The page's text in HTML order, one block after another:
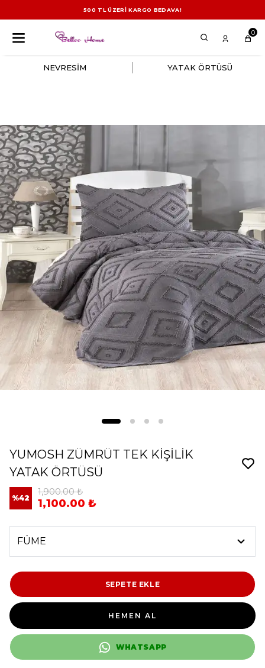
500 TL ÜZERİ KARGO BEDAVA!
0
NEVRESİM YATAK ÖRTÜSÜ
YUMOSH ZÜMRÜT TEK KİŞİLİK
YATAK ÖRTÜSÜ
%42
1,900.00 ₺
1,100.00 ₺
SEPETE EKLE
HEMEN AL
WHATSAPP